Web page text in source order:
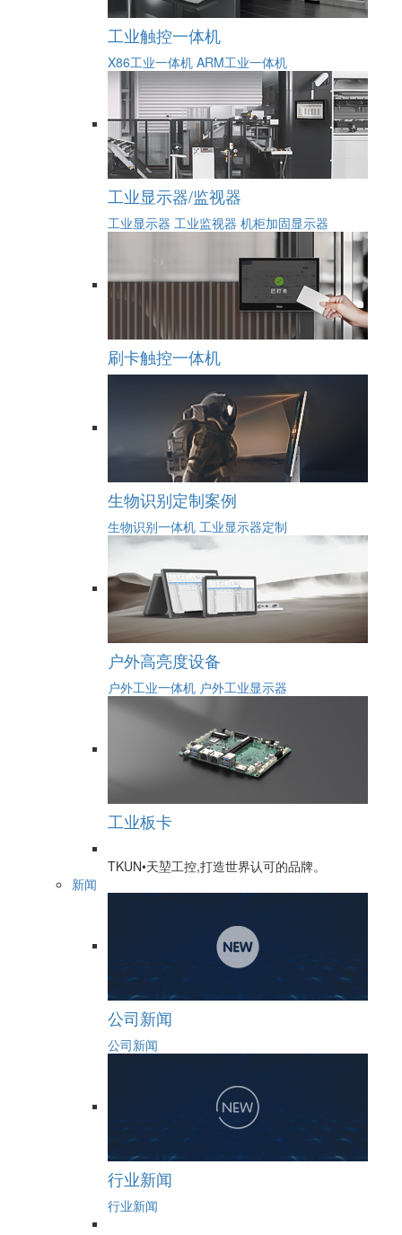
工业触控一体机
X86工业一体机 ARM工业一体机
工业显示器/监视器
工业显示器 工业监视器 机柜加固显示器
刷卡触控一体机
生物识别定制案例
生物识别一体机 工业显示器定制
户外高亮度设备
户外工业一体机 户外工业显示器
工业板卡
TKUN•天堃工控,打造世界认可的品牌。
新闻
公司新闻
公司新闻
行业新闻
行业新闻